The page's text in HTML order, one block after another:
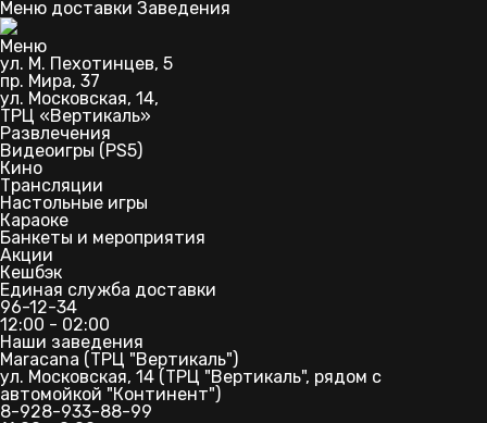
Меню доставки Заведения
Меню
ул. М. Пехотинцев, 5
пр. Мира, 37
ул. Московская, 14,
ТРЦ «Вертикаль»
Развлечения
Видеоигры (PS5)
Кино
Трансляции
Настольные игры
Караоке
Банкеты и мероприятия
Акции
Кешбэк
Единая служба доставки
96-12-34
12:00 - 02:00
Наши заведения
Maracana (ТРЦ "Вертикаль")
ул. Московская, 14 (ТРЦ "Вертикаль", рядом с
автомойкой "Континент")
8-928-933-88-99